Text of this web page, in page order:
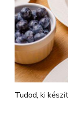
Tudod, ki